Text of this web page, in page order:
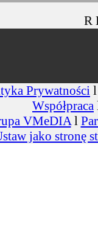
R
Prywatności
Współpraca
VMeDIAl
jako stronę